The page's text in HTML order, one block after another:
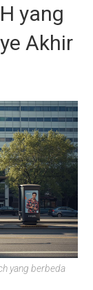
yang
Akhir
yang berbeda